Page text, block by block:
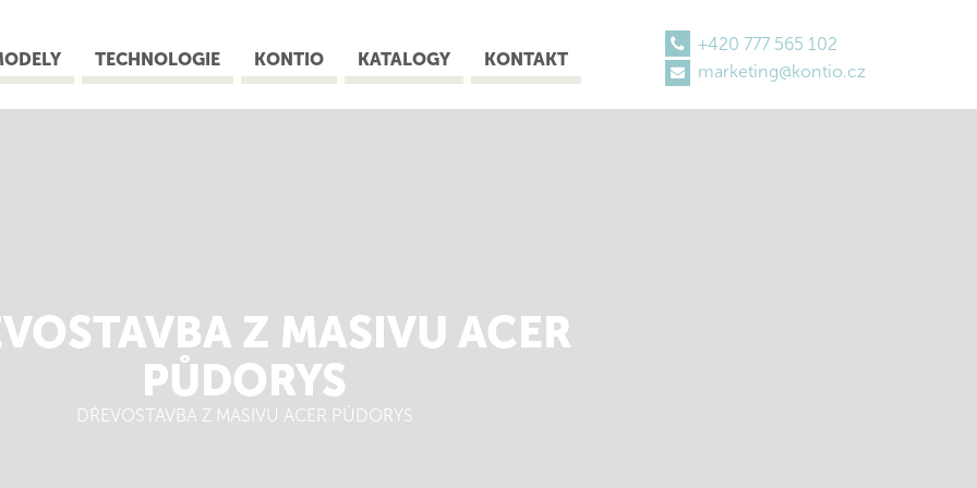
TECHNOLOGIE KONTIO KATALOGY KONTAKT
+420 777 565 102
marketing@kontio.cz
Z MASIVU ACER
PŮDORYS
DŘEVOSTAVBA Z MASIVU ACER PŮDORYS